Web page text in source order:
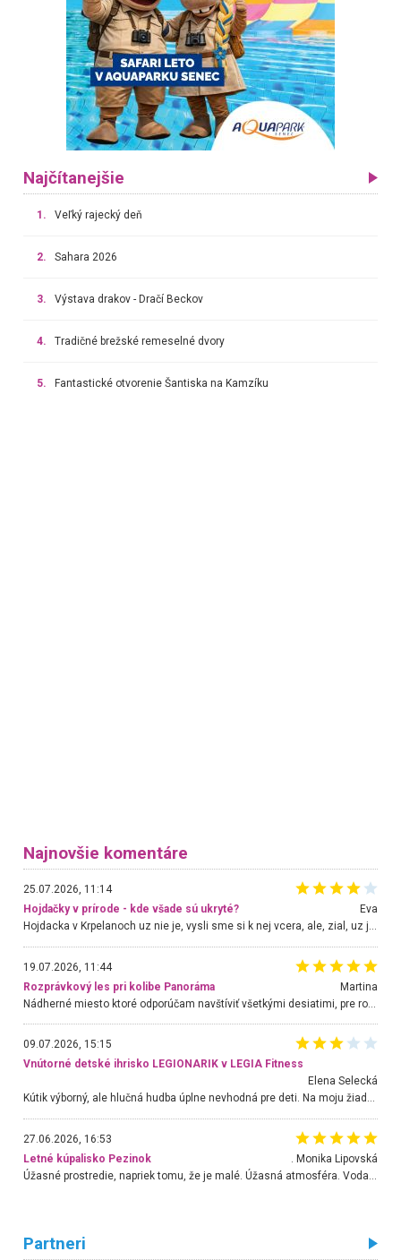
Najčítanejšie
1. Veľký rajecký deň
2. Sahara 2026
3. Výstava drakov - Dračí Beckov
4. Tradičné brežské remeselné dvory
5. Fantastické otvorenie Šantiska na Kamzíku
Najnovšie komentáre
25.07.2026, 11:14
Hojdačky v prírode - kde všade sú ukryté?
Eva
Hojdacka v Krpelanoch uz nie je, vysli sme si k nej vcera, ale, zial, uz je znicena. Ak sem planujete cestu len kvoli hojdacke, mozete si ju usetrit. Krasny vyhlad je tu vsak aj bez hojdacky :-)
19.07.2026, 11:44
Rozprávkový les pri kolibe Panoráma
Martina
Nádherné miesto ktoré odporúčam navštíviť všetkými desiatimi, pre rodiny s deťmi, dôchodcom... Proste a jednoducho ozaj rozprávkový les.. určite ešte prídeme. Odniesli sme si na pamiatku krásne tričká,
09.07.2026, 15:15
Vnútorné detské ihrisko LEGIONARIK v LEGIA Fitness
Elena Selecká
Kútik výborný, ale hlučná hudba úplne nevhodná pre deti. Na moju žiadosť o aspoň sušenie nereagovali.
27.06.2026, 16:53
Letné kúpalisko Pezinok
. Monika Lipovská
Úžasné prostredie, napriek tomu, že je malé. Úžasná atmosféra. Voda fantastická a nádherná. Ľudí je pomerne veľa, ale su mili a ohľaduplní. Je veľmi zaujímavé sledovať, ako dokážu spolu športovať cudzí ľudia a bez ohľadu na vek. Vládne tu pohoda. Vnuka neviem dostať z vody. Ďakujem za krásny deň . Urcite sa sem vrátim. Jediný problém je s parkovaním, ale aj ten sa mi podarilo vyriešiť. Monika Bratislava
Partneri